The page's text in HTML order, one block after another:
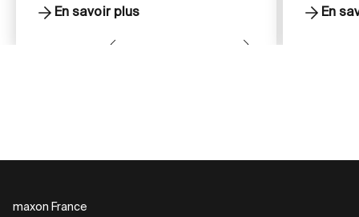
En savoir plus En
maxon France